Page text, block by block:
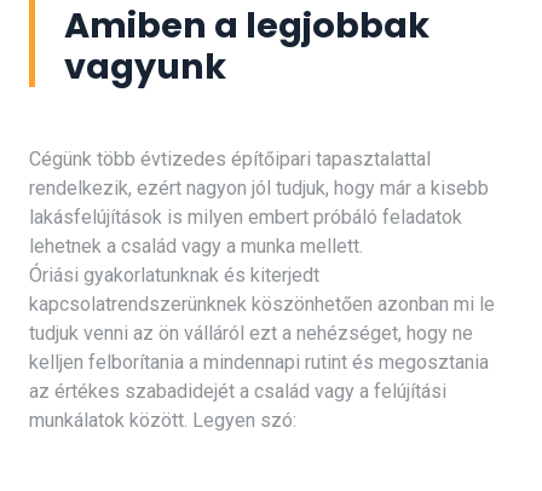
Amiben a legjobbak
vagyunk
Cégünk több évtizedes építőipari tapasztalattal
rendelkezik, ezért nagyon jól tudjuk, hogy már a kisebb
lakásfelújítások is milyen embert próbáló feladatok
lehetnek a család vagy a munka mellett.
Óriási gyakorlatunknak és kiterjedt
kapcsolatrendszerünknek köszönhetően azonban mi le
tudjuk venni az ön válláról ezt a nehézséget, hogy ne
kelljen felborítania a mindennapi rutint és megosztania
az értékes szabadidejét a család vagy a felújítási
munkálatok között. Legyen szó: